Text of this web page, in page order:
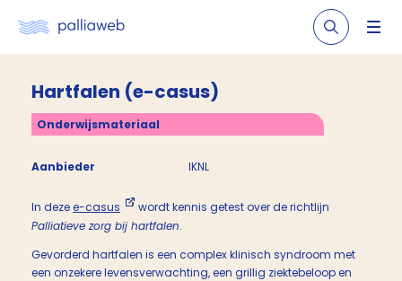
Hartfalen (e-casus)
Onderwijsmateriaal
Aanbieder IKNL
In dezee-casus
wordt kennis getest over de richtlijn
Palliatieve zorg bij hartfalen.
Gevorderd hartfalen is een complex klinisch syndroom met
een onzekere levensverwachting, een grillig ziektebeloop en